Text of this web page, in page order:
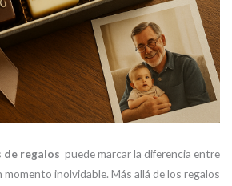
de regalos puede marcar la diferencia entre
inolvidable. Más allá de los regalos